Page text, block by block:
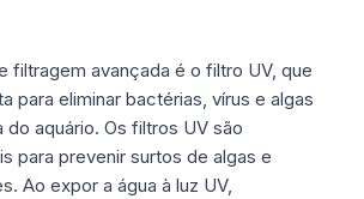
filtragem avançada é o filtro UV, que
para eliminar bactérias, vírus e algas
do aquário. Os filtros UV são
para prevenir surtos de algas e
Ao expor a água à luz UV,